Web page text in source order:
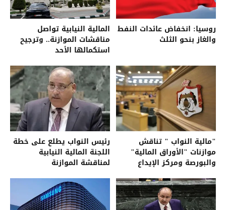
روسيا: انخفاض عائدات النفط
والغاز بنحو الثلث
المالية النيابية تواصل
مناقشات الموازنة.. وترجيح
استكمالها الأحد
"مالية النواب " تناقش
موازنات "الأوراق المالية"
والبورصة ومركز الإيداع
رئيس النواب يطلع على خطة
اللجنة المالية النيابية
لمناقشة الموازنة